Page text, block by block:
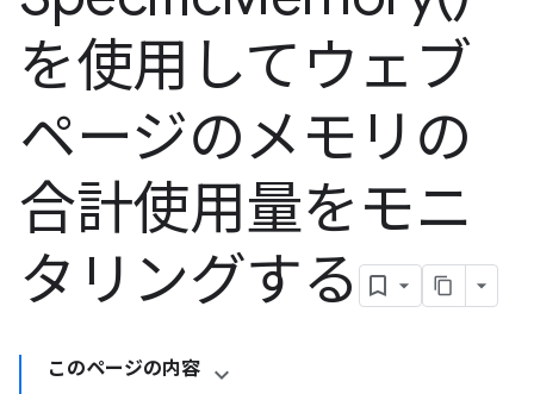
を使用してウェブ
ページのメモリの
合計使用量をモニ
タリングする
このページの内容